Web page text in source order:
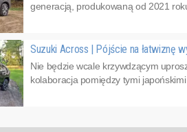
generacją, produkowaną od 2021
Suzuki Across | Pójście na łatwiznę
Nie będzie wcale krzywdzącym
kolaboracja pomiędzy tymi